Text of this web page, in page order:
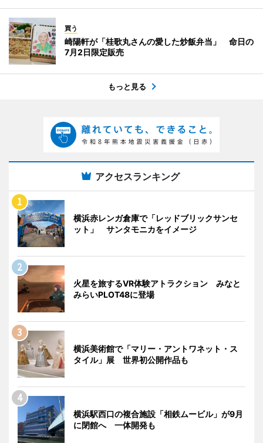
買う
崎陽軒が「桂歌丸さんの愛した炒飯弁当」 命日の
7月2日限定販売
もっと見る
アクセスランキング
横浜赤レンガ倉庫で「レッドブリックサンセ
ット」 サンタモニカをイメージ
火星を旅するVR体験アトラクション みなと
みらいPLOT48に登場
横浜美術館で「マリー・アントワネット・ス
タイル」展 世界初公開作品も
横浜駅西口の複合施設「相鉄ムービル」が9月
に閉館へ 一体開発も